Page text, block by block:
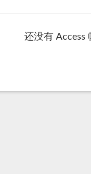
还没有 Access